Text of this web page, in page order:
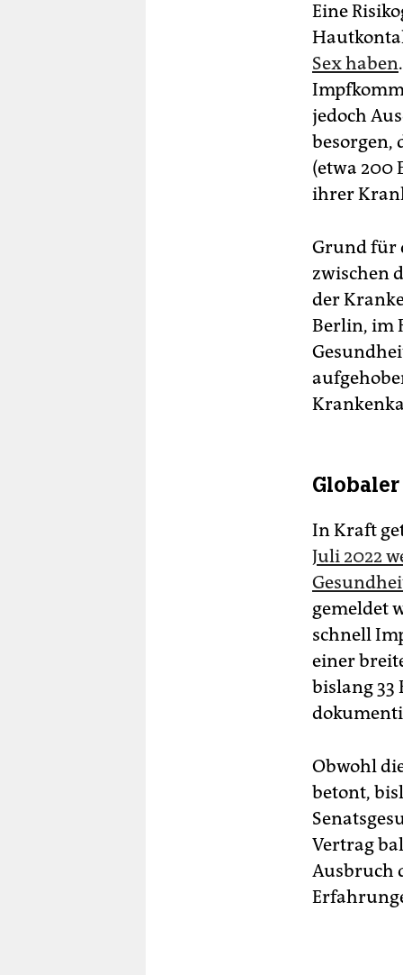
Eine
Sex haben
jedoch
besorgen,
(etwa 200
ihrer
Grund für
zwischen
der
Berlin, im
In Kraft
Juli 2022
gemeldet
schnell
einer
bislang 33
Obwohl
betont,
Vertrag
Ausbruch